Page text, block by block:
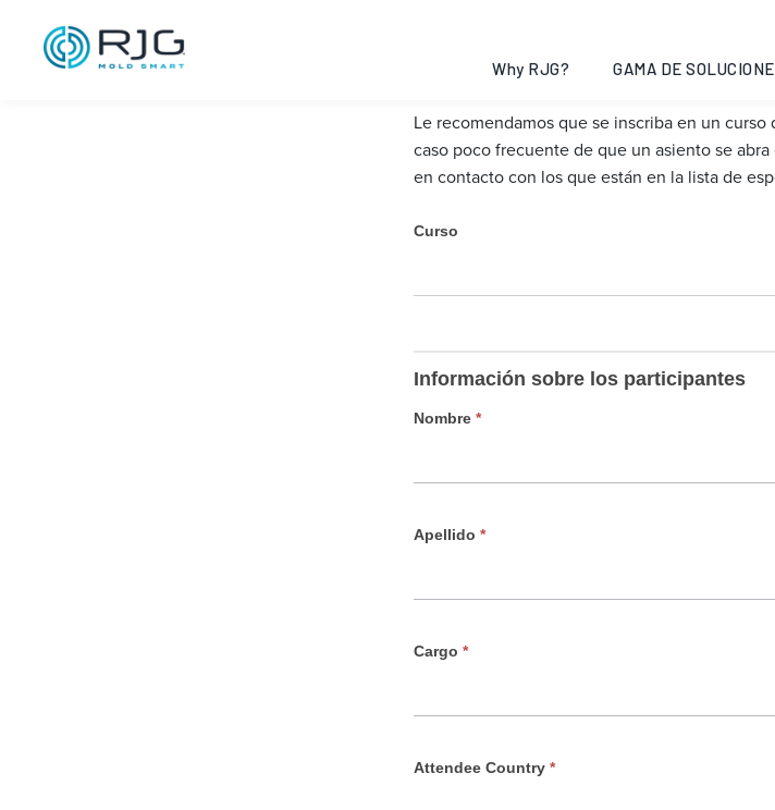
contenido
Why RJG? GAMA DE
Le recomendamos que se inscriba en un
caso poco frecuente de que un asiento se
en contacto con los que están en la lista de
l
t
a
d
e
p
Curso
Información sobre los participantes
Nombre *
Apellido *
Cargo *
Attendee Country *